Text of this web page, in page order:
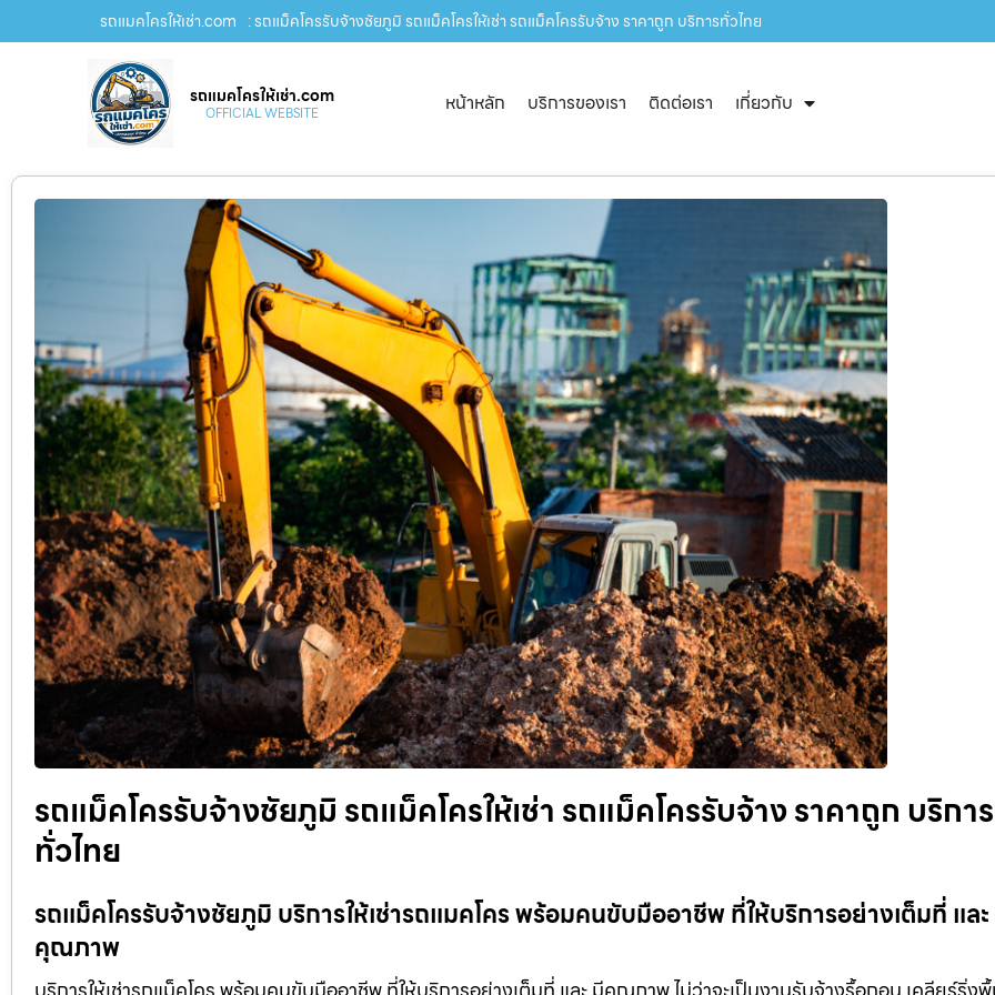
รถแมคโครให้เช่า.com : รถแม็คโครรับจ้างชัยภูมิ รถแม็คโครให้เช่า รถแม็คโครรับจ้าง ราคาถูก บริการทั่วไทย
รถแมคโครให้เช่า.com
OFFICIAL WEBSITE หน้าหลัก บริการของเรา ติดต่อเรา เกี่ยวกับ
รถแม็คโครรับจ้างชัยภูมิ รถแม็คโครให้เช่า รถแม็คโครรับจ้าง ราคาถูก บริการ
ทั่วไทย
รถแม็คโครรับจ้างชัยภูมิ บริการให้เช่ารถแมคโคร พร้อมคนขับมืออาชีพ ที่ให้บริการอย่างเต็มที่ แล
คุณภาพ